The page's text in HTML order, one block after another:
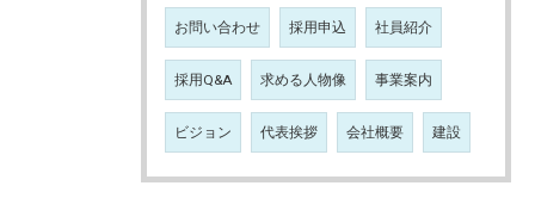
お問い合わせ 採用申込 社員紹介
採用Q&A 求める人物像 事業案内
ビジョン 代表挨拶 会社概要 建設